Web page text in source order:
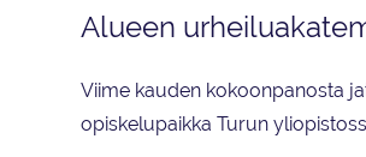
Alueen
Viime kauden kokoonpanosta
opiskelupaikka Turun